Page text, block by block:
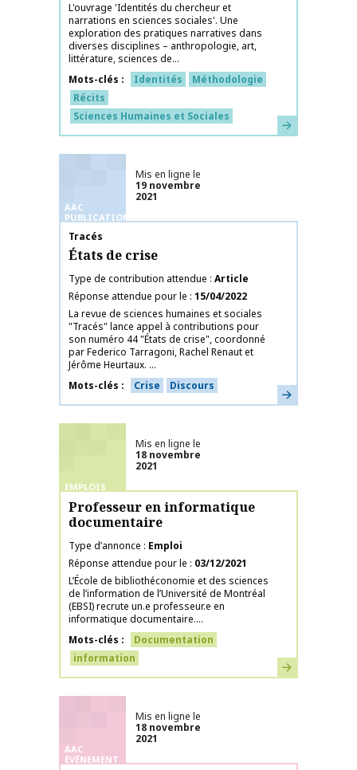
L'ouvrage 'Identités du chercheur et
narrations en sciences sociales'. Une
exploration des pratiques narratives dans
diverses disciplines – anthropologie, art,
littérature, sciences de...
Mots-clés
Identités
Méthodologie
Récits
Sciences Humaines et Sociales
En savoir plus
AAC
PUBLICATIONS
Mis en ligne le
19 novembre
2021
Nom de la publication
Tracés
États de crise
Type de contribution attendue Article
Réponse attendue pour le 15/04/2022
La revue de sciences humaines et sociales
"Tracés" lance appel à contributions pour
son numéro 44 "États de crise", coordonné
par Federico Tarragoni, Rachel Renaut et
Jérôme Heurtaux. ...
Mots-clés
Crise Discours En savoir plus
EMPLOIS
Mis en ligne le
18 novembre
2021
Professeur en informatique
documentaire
Type d’annonce
Emploi
Réponse attendue pour le
03/12/2021
L’École de bibliothéconomie et des sciences
de l’information de l’Université de Montréal
(EBSI) recrute un.e professeur.e en
informatique documentaire....
Mots-clés
Documentation
information
En savoir plus
AAC
ÉVÉNEMENT
Mis en ligne le
18 novembre
2021